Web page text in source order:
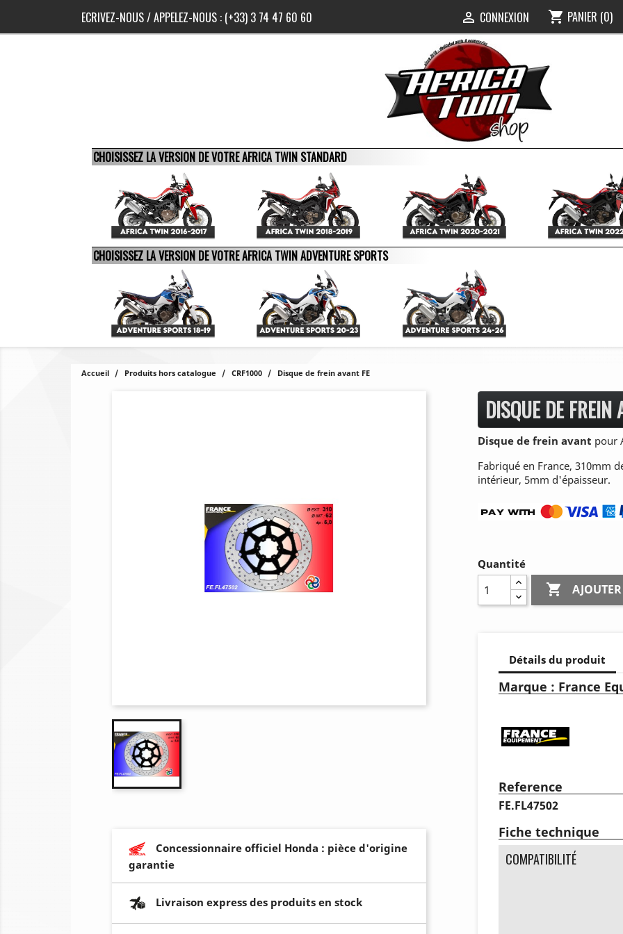
ECRIVEZ-NOUS/ APPELEZ-NOUS : (+33) 3 74 47 60 60  CONNEXION shopping_cart PANIER (0)
CHOISISSEZ LA VERSION DE VOTRE AFRICA TWIN STANDARD
CHOISISSEZ LA VERSION DE VOTRE AFRICA TWIN ADVENTURE SPORTS
Accueil Produits hors catalogue CRF1000 Disque de frein avant FE
Concessionnaire officiel Honda : pièce d'origine
garantie
Livraison express des produits en stock
DISQUE DE FREIN
Disque de frein avant pour
Fabriqué en France, 310mm
intérieur, 5mm d'épaisseur.
Quantité

Détails du produit
Marque : France
Reference
FE.FL47502
Fiche technique
COMPATIBILITÉ